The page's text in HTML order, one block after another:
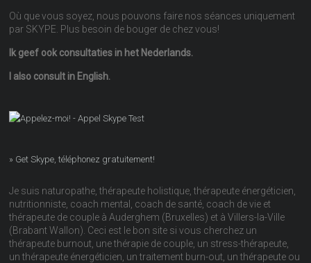
Où que vous soyez, nous pouvons faire nos séances uniquement
par SKYPE. Plus besoin de bouger de chez vous!
Ik geef ook consultaties in het Nederlands.
I also consult in English.
» Get Skype, téléphonez gratuitement!
Je suis naturopathe, thérapeute holistique, thérapeute énergéticien,
nutritionniste, coach mental, coach de santé, coach de vie et
thérapeute de couple à Auderghem (Bruxelles) et à Villers-la-Ville
(Brabant Wallon). Ceci est le bon site si vous cherchez un
thérapeute burnout, une thérapie de couple, un stress-thérapeute,
un thérapeute énergéticien, un traitement burn-out, un thérapeute ou